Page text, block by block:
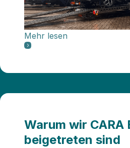
Mehr lesen
Warum wir CARA
beigetreten sind